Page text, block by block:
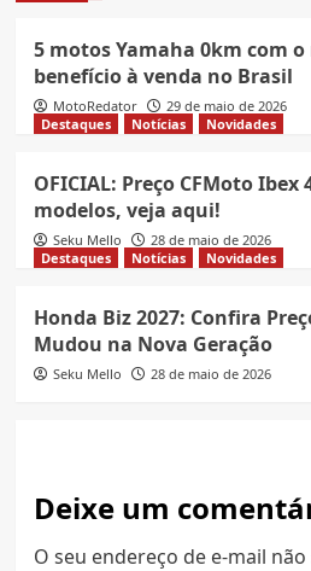
5 motos Yamaha 0km com
benefício à venda no Brasil
MotoRedator
29 de maio de 2026
Destaques
Notícias Novidades
OFICIAL: Preço CFMoto
modelos, veja aqui!
Seku Mello
28 de maio de 2026
Destaques
Notícias Novidades
Honda Biz 2027: Confira
Mudou na Nova Geração
Seku Mello 28 de maio de 2026
Deixe um
O seu endereço de e-mail